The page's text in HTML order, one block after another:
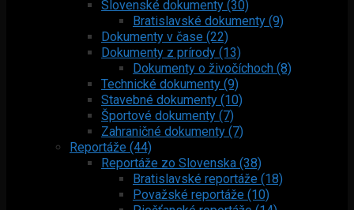
Slovenské dokumenty (30)
Bratislavské dokumenty (9)
Dokumenty v čase (22)
Dokumenty z prírody (13)
Dokumenty o živočíchoch (8)
Technické dokumenty (9)
Stavebné dokumenty (10)
Športové dokumenty (7)
Zahraničné dokumenty (7)
Reportáže (44)
Reportáže zo Slovenska (38)
Bratislavské reportáže (18)
Považské reportáže (10)